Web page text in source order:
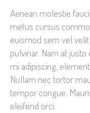
Aenean molestie
metus cursus
euismod sem vel
pulvinar. Nam at
mi adipiscing,
Nullam nec tortor
tempor congue.
eleifend orci.